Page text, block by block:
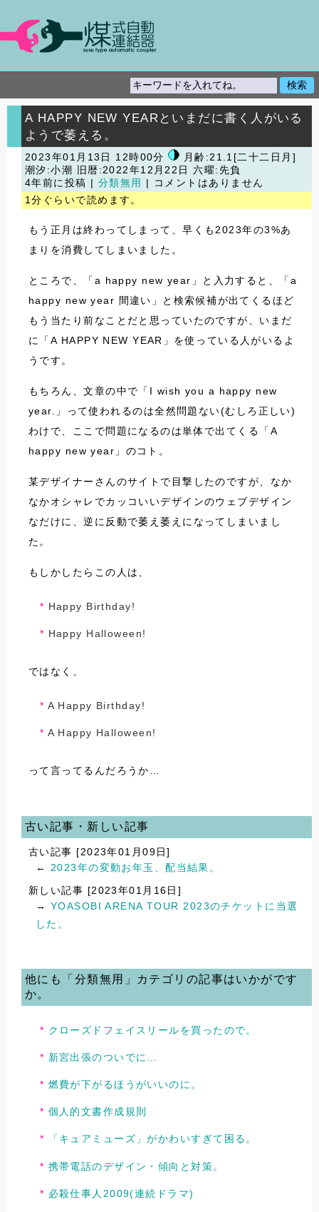
A HAPPY NEW YEARといまだに書く人がいる
ようで萎える。
2023年01月13日 12時00分
月齢:21.1[二十二日月]
潮汐:小潮
旧暦:2022年12月22日 六曜:先負
4年前に投稿 | 分類無用
| コメントはありません
1分ぐらいで読めます。
もう正月は終わってしまって、早くも2023年の3%あ
まりを消費してしまいました。
ところで、「a happy new year」と入力すると、「a
happy new year 間違い」と検索候補が出てくるほど
もう当たり前なことだと思っていたのですが、いまだ
に「A HAPPY NEW YEAR」を使っている人がいるよ
うです。
もちろん、文章の中で「I wish you a happy new
year.」って使われるのは全然問題ない(むしろ正しい)
わけで、ここで問題になるのは単体で出てくる「A
happy new year」のコト。
某デザイナーさんのサイトで目撃したのですが、なか
なかオシャレでカッコいいデザインのウェブデザイン
なだけに、逆に反動で萎え萎えになってしまいまし
た。
もしかしたらこの人は、
Happy Birthday!
Happy Halloween!
ではなく、
A Happy Birthday!
A Happy Halloween!
って言ってるんだろうか…
古い記事・新しい記事
古い記事 [2023年01月09日]
← 2023年の変動お年玉、配当結果。
新しい記事 [2023年01月16日]
→ YOASOBI ARENA TOUR 2023のチケットに当選
した。
他にも「分類無用」カテゴリの記事はいかがです
か。
クローズドフェイスリールを買ったので。
新宮出張のついでに…
燃費が下がるほうがいいのに。
個人的文書作成規則
「キュアミューズ」がかわいすぎて困る。
携帯電話のデザイン・傾向と対策。
必殺仕事人2009(連続ドラマ)